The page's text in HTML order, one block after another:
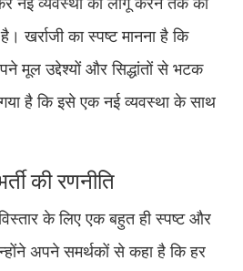
खर्राजी का स्पष्ट मानना है कि
मूल उद्देश्यों और सिद्धांतों से भटक
है कि इसे एक नई व्यवस्था के साथ
की रणनीति
के लिए एक बहुत ही स्पष्ट और
अपने समर्थकों से कहा है कि हर